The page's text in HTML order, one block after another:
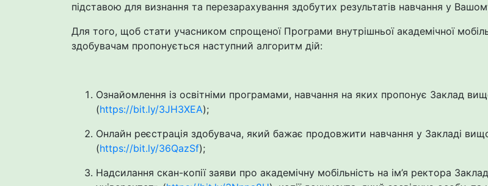
підставою для визнання та перезарахування здобутих результатів навчання у
Для того, щоб стати учасником спрощеної Програми внутрішньої академічної
здобувачам пропонується наступний алгоритм дій:
Ознайомлення із освітніми програмами, навчання на яких пропонує Заклад
(https://bit.ly/3JH3XEA);
Онлайн реєстрація здобувача, який бажає продовжити навчання у Закладі
(https://bit.ly/36QazSf);
Надсилання скан-копії заяви про академічну мобільність на ім’я ректора